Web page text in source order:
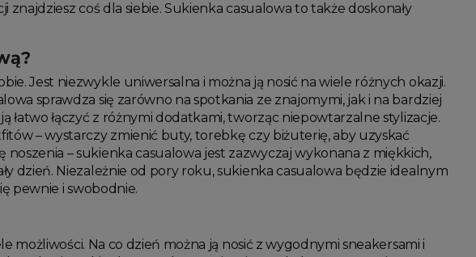
coś dla siebie. Sukienka casualowa to także doskonały
Jest niezwykle uniwersalna i można ją nosić na wiele różnych okazji.
sprawdza się zarówno na spotkania ze znajomymi, jak i na bardziej
łatwo łączyć z różnymi dodatkami, tworząc niepowtarzalne stylizacje.
– wystarczy zmienić buty, torebkę czy biżuterię, aby uzyskać
– sukienka casualowa jest zazwyczaj wykonana z miękkich,
dzień. Niezależnie od pory roku, sukienka casualowa będzie idealnym
pewnie i swobodnie.
możliwości. Na co dzień można ją nosić z wygodnymi sneakersami i